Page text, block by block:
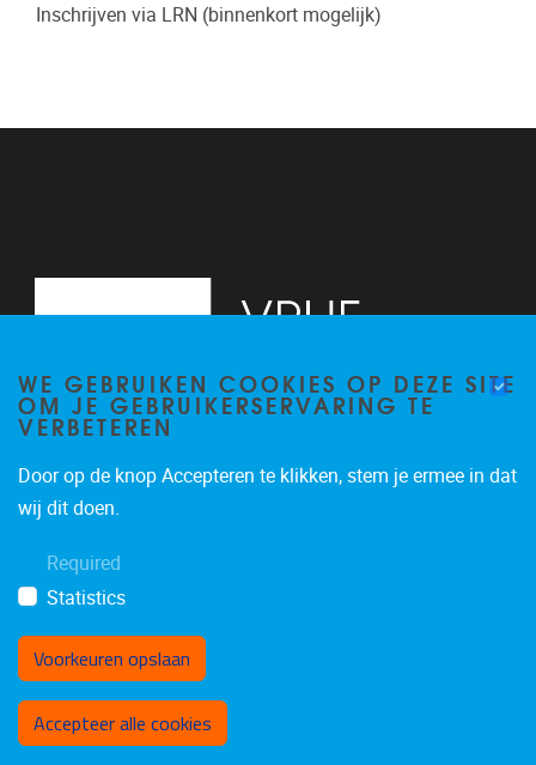
Inschrijven via LRN (binnenkort mogelijk)
Privacybeleid
WE GEBRUIKEN COOKIES OP DEZE SITE
OM JE GEBRUIKERSERVARING TE
VERBETEREN
Door op de knop Accepteren te klikken, stem je ermee in dat
wij dit doen.
Required
Statistics
Voorkeuren opslaan
Accepteer alle cookies